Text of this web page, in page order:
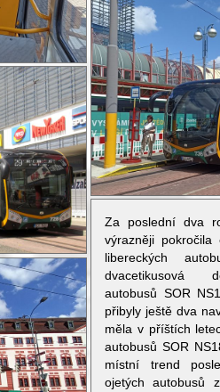
Za poslední dva
výrazněji pokročila
libereckých
dvacetikusová
autobusů SOR
přibyly ještě dva
měla v příštích
autobusů SOR
místní trend
ojetých autobusů